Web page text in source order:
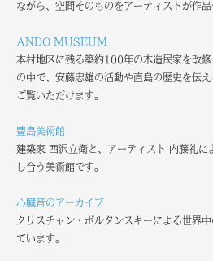
ながら、空間そのものをアーティストが作品
ANDO MUSEUM
本村地区に残る築約100年の木造民家を改
の中で、安藤忠雄の活動や直島の歴史を伝
ご覧いただけます。
豊島美術館
建築家 西沢立衛と、アーティスト 内藤礼に
し合う美術館です。
心臓音のアーカイブ
クリスチャン・ボルタンスキーによる世界
ています。